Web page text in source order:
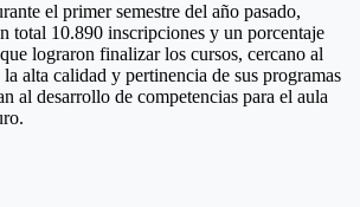
el primer semestre del año pasado,
total 10.890 inscripciones y un porcentaje
lograron finalizar los cursos, cercano al
alta calidad y pertinencia de sus programas
al desarrollo de competencias para el aula